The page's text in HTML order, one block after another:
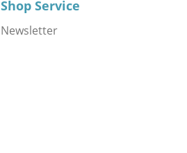
Shop Service
Newsletter